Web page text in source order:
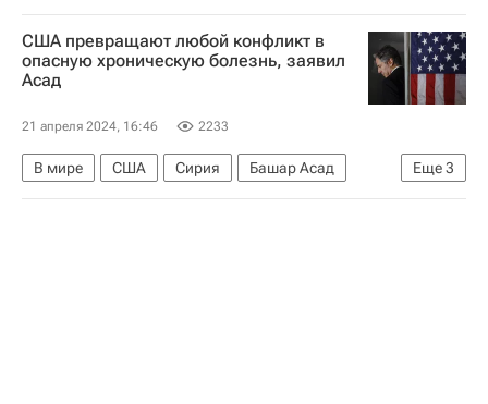
В мире
Россия
Украина
Джон Миршаймер
Сергей Шойгу
Вооруженные силы Украины
США превращают любой конфликт в
опасную хроническую болезнь, заявил
Асад
21 апреля 2024, 16:46 2233
Еще3
В мире США Сирия
Башар Асад
Израиль
Палестина